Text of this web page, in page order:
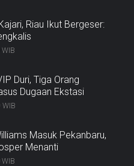
Riau Ikut Bergeser:
Duri, Tiga Orang
Dugaan Ekstasi
WIB
Masuk Pekanbaru,
Menanti